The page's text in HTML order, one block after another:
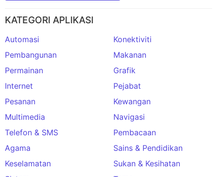
KATEGORI APLIKASI
Automasi
Konektiviti
Pembangunan
Makanan
Permainan
Grafik
Internet
Pejabat
Pesanan
Kewangan
Multimedia
Navigasi
Telefon & SMS
Pembacaan
Agama
Sains & Pendidikan
Keselamatan
Sukan & Kesihatan